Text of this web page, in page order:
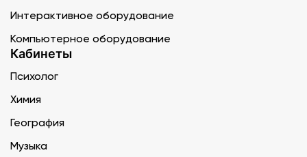
Интерактивное оборудование
Компьютерное оборудование
Кабинеты
Психолог
Химия
География
Музыка